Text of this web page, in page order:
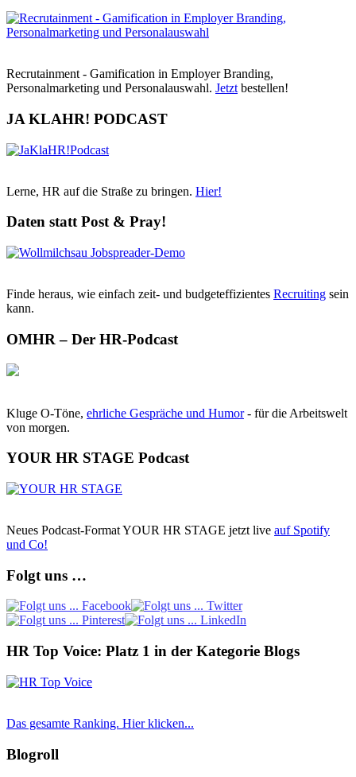
Recrutainment - Gamification in Employer Branding,
Personalmarketing und Personalauswahl. Jetzt bestellen!
JA KLAHR! PODCAST
Lerne, HR auf die Straße zu bringen. Hier!
Daten statt Post & Pray!
Finde heraus, wie einfach zeit- und budgeteffizientes Recruiting sein
kann.
OMHR – Der HR-Podcast
Kluge O-Töne, ehrliche Gespräche und Humor- für die Arbeitswelt
von morgen.
YOUR HR STAGE Podcast
Neues Podcast-Format YOUR HR STAGE jetzt live auf Spotify
und Co!
Folgt uns …
HR Top Voice: Platz 1 in der Kategorie Blogs
Das gesamte Ranking. Hier klicken...
Blogroll